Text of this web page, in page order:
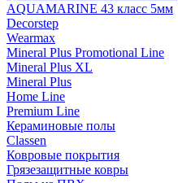
AQUAMARINE 43 класс 5мм
Decorstep
Wearmax
Mineral Plus Promotional Line
Mineral Plus XL
Mineral Plus
Home Line
Premium Line
Кераминовые полы
Classen
Ковровые покрытия
Грязезащитные ковры